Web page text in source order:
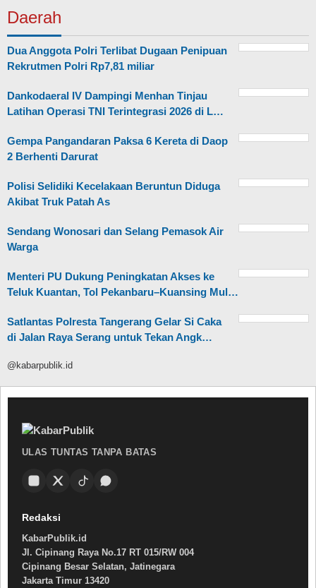
Daerah
Dua Anggota Polri Terlibat Dugaan Penipuan
Rekrutmen Polri Rp7,81 miliar
Dankodaeral IV Dampingi Menhan Tinjau
Latihan Operasi TNI Terintegrasi 2026 di L…
Gempa Pangandaran Paksa 6 Kereta di Daop
2 Berhenti Darurat
Polisi Selidiki Kecelakaan Beruntun Diduga
Akibat Truk Patah As
Sendang Wonosari dan Selang Pemasok Air
Warga
Menteri PU Dukung Peningkatan Akses ke
Teluk Kuantan, Tol Pekanbaru–Kuansing Mul…
Satlantas Polresta Tangerang Gelar Si Caka
di Jalan Raya Serang untuk Tekan Angk…
@kabarpublik.id
ULAS TUNTAS TANPA BATAS
Redaksi
KabarPublik.id
Jl. Cipinang Raya No.17 RT 015/RW 004
Cipinang Besar Selatan, Jatinegara
Jakarta Timur 13420